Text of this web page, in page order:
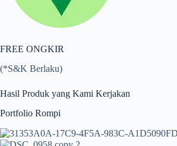
FREE ONGKIR
(*S&K Berlaku)
Hasil Produk yang Kami Kerjakan
Portfolio Rompi